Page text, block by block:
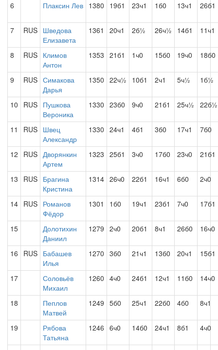
6 Плаксин Лев 1380 19б1 23ч1 1б0 13ч1 26б1
7 RUS Шведова
Елизавета
1361 20ч1 2б½ 26ч½ 14б1 11ч1
8 RUS Климов
Антон
1353 21б1 1ч0 15б0 19ч0 18б0
9 RUS Симакова
Дарья
1350 22ч½ 10б1 2ч1 5ч½ 1б½
10 RUS Пушкова
Вероника
1330 23б0 9ч0 21б1 25ч½ 22б½
11 RUS Швец
Александр
1330 24ч1 4б1 3б0 17ч1 7б0
12 RUS Дворянкин
Артем
1323 25б1 3ч0 17б0 23ч0 21б1
13 RUS Брагина
Кристина
1314 26ч0 22б1 16ч1 6б0 2ч0
14 RUS Романов
Фёдор
1301 1б0 19ч1 23б1 7ч0 17б1
15
Долотихин
Даниил
1279 2ч0 20б1 8ч1 26б0 16ч0
16 RUS Бабашев
Илья
1270 3б0 21ч1 13б0 20ч1 15б1
17
Соловьёв
Михаил
1260 4ч0 24б1 12ч1 11б0 14ч0
18
Пеплов
Матвей
1249 5б0 25ч1 22б0 4б0 8ч1
19
Рябова
Татьяна
1246 6ч0 14б0 24ч1 8б1 4ч0